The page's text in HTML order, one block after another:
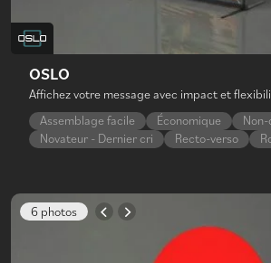
OSLO
Affichez votre message avec impact et
Assemblage facile
Économique
Novateur - Dernier cri
Recto-verso
6 photos